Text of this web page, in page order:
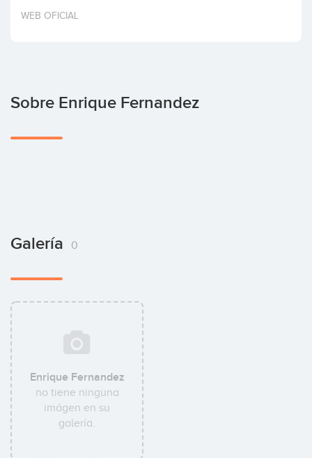
Invertir
WEB OFICIAL
Sobre Enrique Fernandez
Galería 0
Enrique Fernandez
no tiene ninguna
imágen en su
galería.